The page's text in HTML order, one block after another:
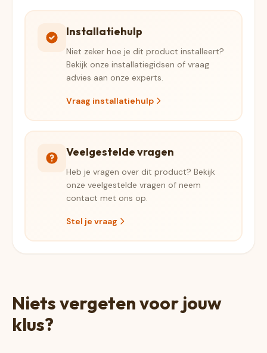
Installatiehulp
Niet zeker hoe je dit product installeert?
Bekijk onze installatiegidsen of vraag
advies aan onze experts.
Vraag installatiehulp
Veelgestelde vragen
Heb je vragen over dit product? Bekijk
onze veelgestelde vragen of neem
contact met ons op.
Stel je vraag
Niets vergeten voor jouw
klus?